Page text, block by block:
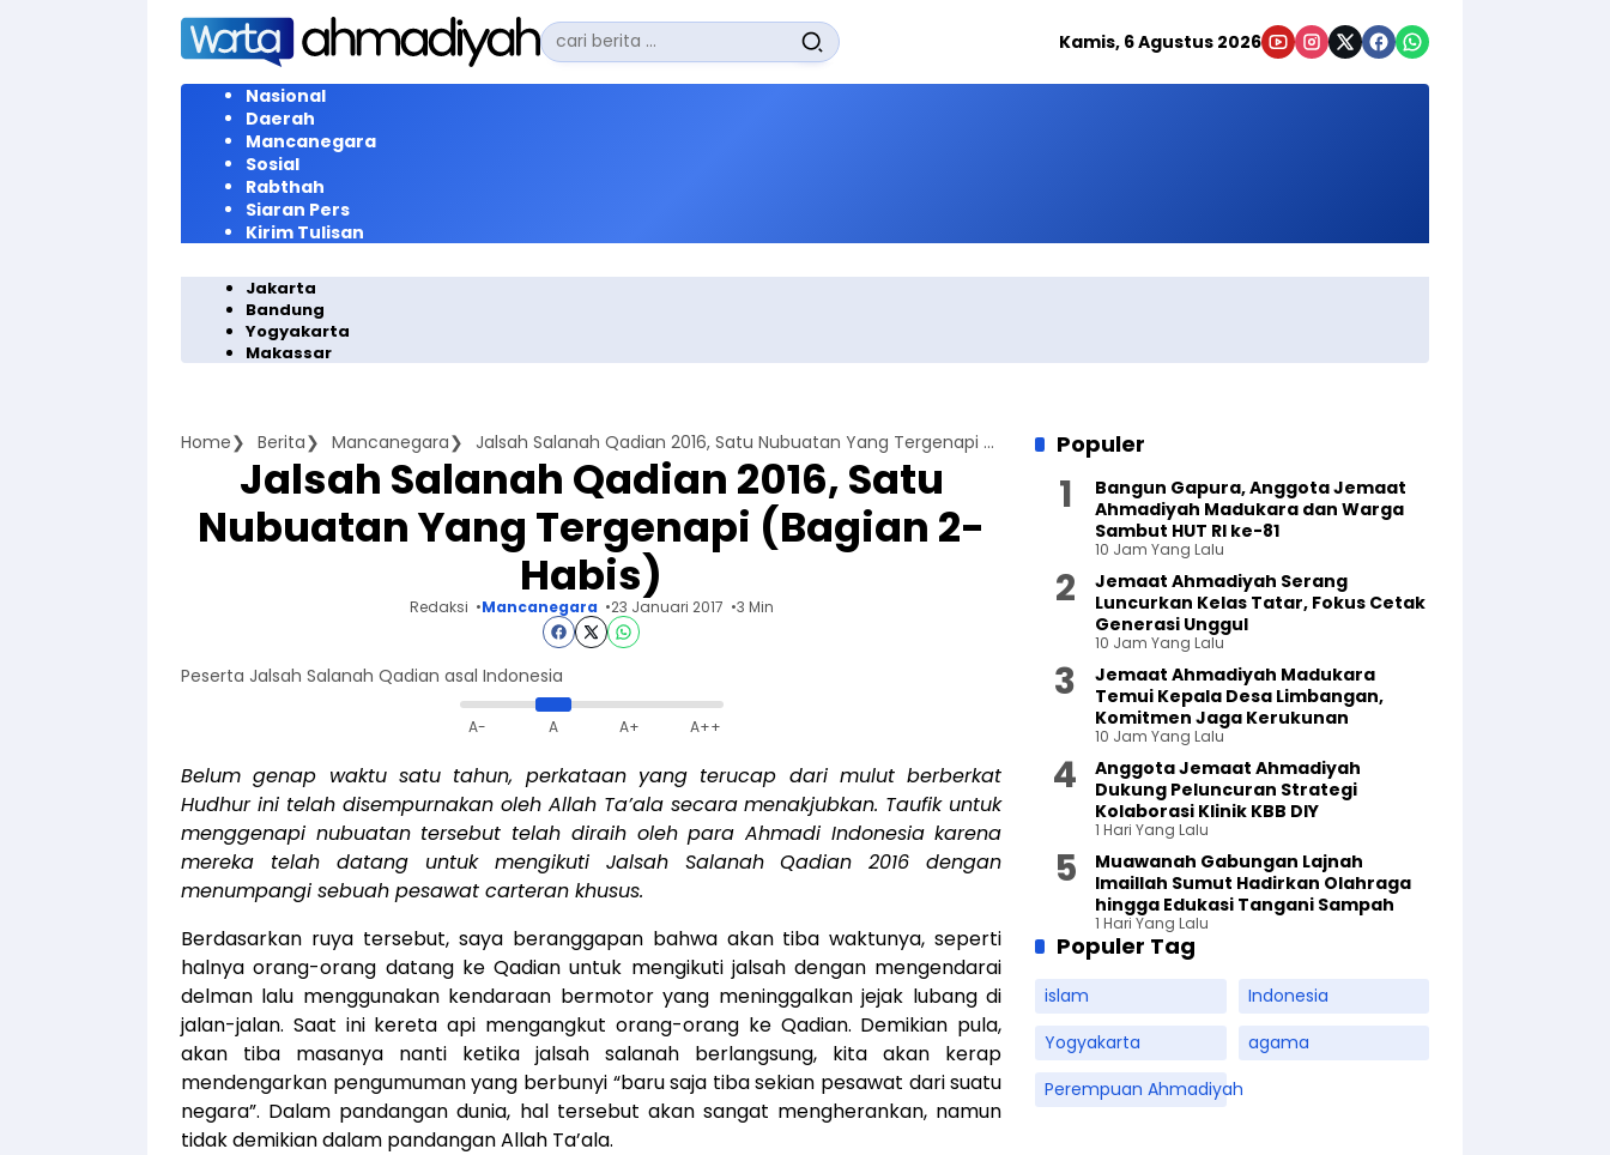
Langsung
konten
Pencarian
untuk:
Kamis, 6 Agustus 2026
Nasional
Daerah
Mancanegara
Sosial
Rabthah
Siaran Pers
Kirim Tulisan
Jakarta
Bandung
Yogyakarta
Makassar
Home Berita Mancanegara Jalsah Salanah Qadian 2016, Satu Nubuatan Yang Tergenapi (Bagian 2-Habis)
Jalsah Salanah Qadian 2016, Satu
Nubuatan Yang Tergenapi (Bagian 2-
Habis)
Redaksi Mancanegara 23 Januari 2017 3 Min
Peserta Jalsah Salanah Qadian asal Indonesia
A- A A+ A++
Belum genap waktu satu tahun, perkataan yang terucap dari mulut berberkat
Hudhur ini telah disempurnakan oleh Allah Ta’ala secara menakjubkan. Taufik untuk
menggenapi nubuatan tersebut telah diraih oleh para Ahmadi Indonesia karena
mereka telah datang untuk mengikuti Jalsah Salanah Qadian 2016 dengan
menumpangi sebuah pesawat carteran khusus.
Berdasarkan ruya tersebut, saya beranggapan bahwa akan tiba waktunya, seperti
halnya orang-orang datang ke Qadian untuk mengikuti jalsah dengan mengendarai
delman lalu menggunakan kendaraan bermotor yang meninggalkan jejak lubang di
jalan-jalan. Saat ini kereta api mengangkut orang-orang ke Qadian. Demikian pula,
akan tiba masanya nanti ketika jalsah salanah berlangsung, kita akan kerap
mendengarkan pengumuman yang berbunyi “baru saja tiba sekian pesawat dari suatu
negara”. Dalam pandangan dunia, hal tersebut akan sangat mengherankan, namun
tidak demikian dalam pandangan Allah Ta’ala.
Populer
Bangun Gapura, Anggota Jemaat
Ahmadiyah Madukara dan Warga
Sambut HUT RI ke-81
10 Jam Yang Lalu
Jemaat Ahmadiyah Serang
Luncurkan Kelas Tatar, Fokus Cetak
Generasi Unggul
10 Jam Yang Lalu
Jemaat Ahmadiyah Madukara
Temui Kepala Desa Limbangan,
Komitmen Jaga Kerukunan
10 Jam Yang Lalu
Anggota Jemaat Ahmadiyah
Dukung Peluncuran Strategi
Kolaborasi Klinik KBB DIY
1 Hari Yang Lalu
Muawanah Gabungan Lajnah
Imaillah Sumut Hadirkan Olahraga
hingga Edukasi Tangani Sampah
1 Hari Yang Lalu
Populer Tag
islam
Indonesia
Yogyakarta
agama
Perempuan Ahmadiyah